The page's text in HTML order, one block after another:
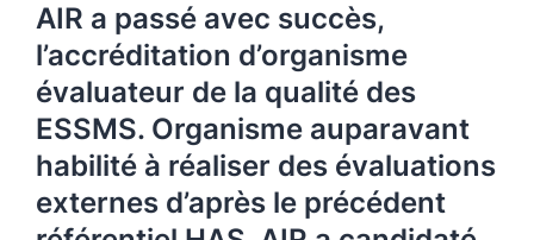
AIR a passé avec succès,
l’accréditation d’organisme
évaluateur de la qualité des
ESSMS. Organisme auparavant
habilité à réaliser des évaluations
externes d’après le précédent